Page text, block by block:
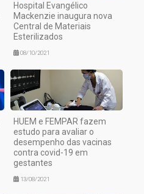
Hospital Evangélico
Mackenzie inaugura nova
Central de Materiais
Esterilizados
08/10/2021
HUEM e FEMPAR fazem
estudo para avaliar o
desempenho das vacinas
contra covid-19 em
gestantes
13/08/2021